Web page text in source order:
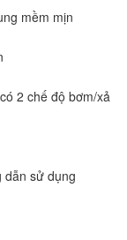
mềm mịn
2 chế độ bơm/xả
dẫn sử dụng